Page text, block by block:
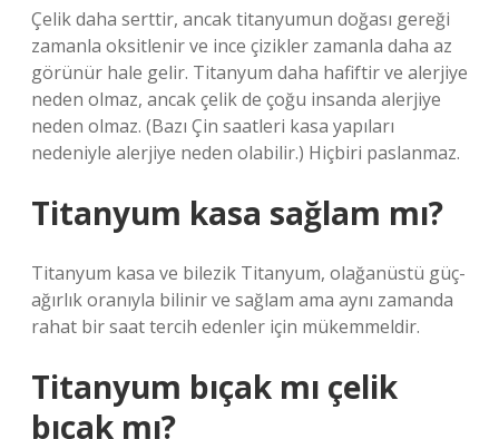
Çelik daha serttir, ancak titanyumun doğası gereği
zamanla oksitlenir ve ince çizikler zamanla daha az
görünür hale gelir. Titanyum daha hafiftir ve alerjiye
neden olmaz, ancak çelik de çoğu insanda alerjiye
neden olmaz. (Bazı Çin saatleri kasa yapıları
nedeniyle alerjiye neden olabilir.) Hiçbiri paslanmaz.
Titanyum kasa sağlam mı?
Titanyum kasa ve bilezik Titanyum, olağanüstü güç-
ağırlık oranıyla bilinir ve sağlam ama aynı zamanda
rahat bir saat tercih edenler için mükemmeldir.
Titanyum bıçak mı çelik
bıçak mı?